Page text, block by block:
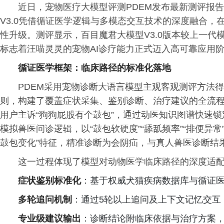
近日，宠物医疗大模型评测PDEM发布最新测评报
V3.0凭借循证医学逻辑与多模态交互技术的深度融合，
性升级。测评显示，百目魔君大模型V3.0版本较上一代
标志着汪喵灵灵的宠物AI诊疗能力正式迈入高可靠应用
循证医学框架： 临床路径的标准化落地
PDEM采用宠物诊断大语言模型主观客观测评方法
则，构建了覆盖症状采集、鉴别诊断、治疗建议的全流
用户主诉“狗狗屁股有个鼓包”，通过动医知识图谱快速
模拟兽医问诊逻辑，以“鼓包软硬度”“舔舐频率”“排便异
鼓包变化”特征，精准诊断为会阴疝，与真人兽医诊断结
这一过程体现了模型对动物医学临床路径的深度适
症状鉴别标准化：基于权威犬猫疾病数据库与循证
多轮追问机制 ：通过5轮以上追问及上下文记忆交
专业级建议输出 ：诊断结论附临床依据与治疗方案